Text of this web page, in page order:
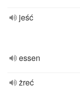
jeść
essen
żreć